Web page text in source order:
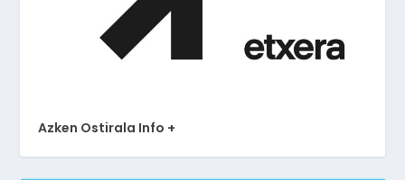
Azken Ostirala Info +